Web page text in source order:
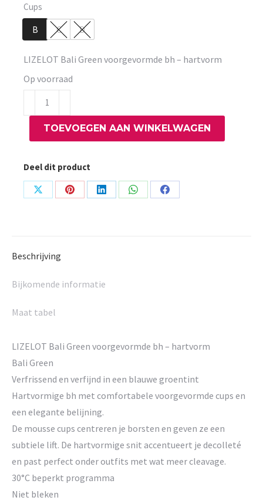
Cups
B C D
LIZELOT Bali Green voorgevormde bh – hartvorm
Op voorraad
LIZELOT
Bali
Green
bh
-
hartvorm
TOEVOEGEN AAN WINKELWAGEN
Deel dit product
Share
Share
Share
Share
Share
Beschrijving
Bijkomende informatie
Maat tabel
LIZELOT Bali Green voorgevormde bh – hartvorm
Bali Green
Verfrissend en verfijnd in een blauwe groentint
Hartvormige bh met comfortabele voorgevormde cups en
een elegante belijning.
De mousse cups centreren je borsten en geven ze een
subtiele lift. De hartvormige snit accentueert je decolleté
en past perfect onder outfits met wat meer cleavage.
30°C beperkt programma
Niet bleken